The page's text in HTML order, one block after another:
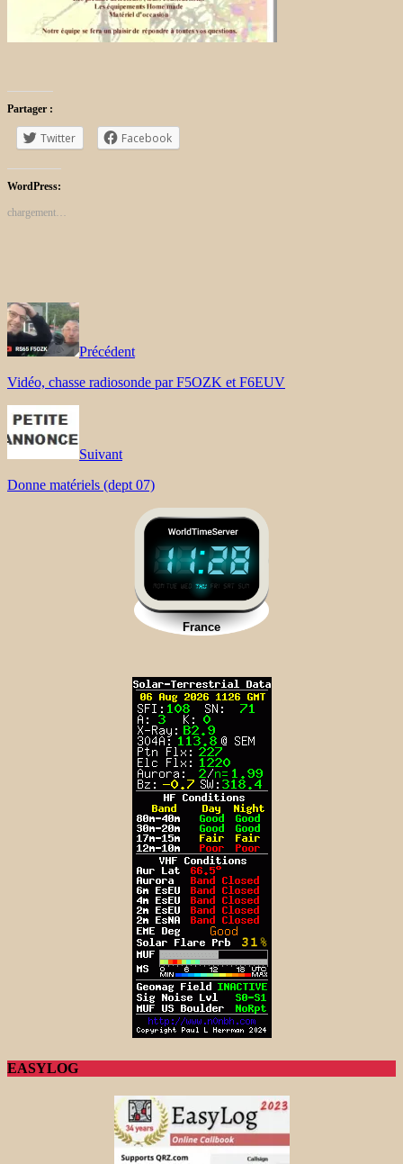
Partager :
Twitter Facebook
WordPress:
chargement…
Précédent
Vidéo, chasse radiosonde par F5OZK et F6EUV
Suivant
Donne matériels (dept 07)
EASYLOG